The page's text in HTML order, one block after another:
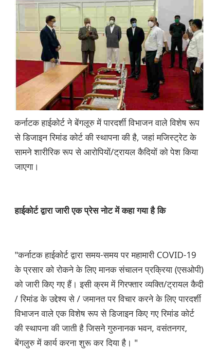
कर्नाटक हाईकोर्ट ने बेंगलूरु में पारदर्शी विभाजन वाले विशेष रूप
से डिजाइन रिमांड कोर्ट की स्थापना की है, जहां मजिस्ट्रेट के
सामने शारीरिक रूप से आरोपियों/ट्रायल कैदियों को पेश किया
जाएगा।
हाईकोर्ट द्वारा जारी एक प्रेस नोट में कहा गया है कि
"कर्नाटक हाईकोर्ट द्वारा समय-समय पर महामारी COVID-19
के प्रसार को रोकने के लिए मानक संचालन प्रक्रिया (एसओपी)
को जारी किए गए हैं। इसी क्रम में गिरफ्तार व्यक्ति/ट्रायल कैदी
/ रिमांड के उद्देश्य से / जमानत पर विचार करने के लिए पारदर्शी
विभाजन वाले एक विशेष रूप से डिजाइन किए गए रिमांड कोर्ट
की स्थापना की जाती है जिसने गुरुनानक भवन, वसंतनगर,
बेंगलुरु में कार्य करना शुरू कर दिया है। "